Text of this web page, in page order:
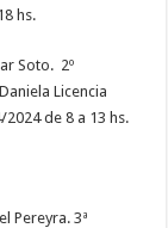
hs.
Soto. 2º
Licencia
de 8 a 13 hs.
Pereyra. 3ª